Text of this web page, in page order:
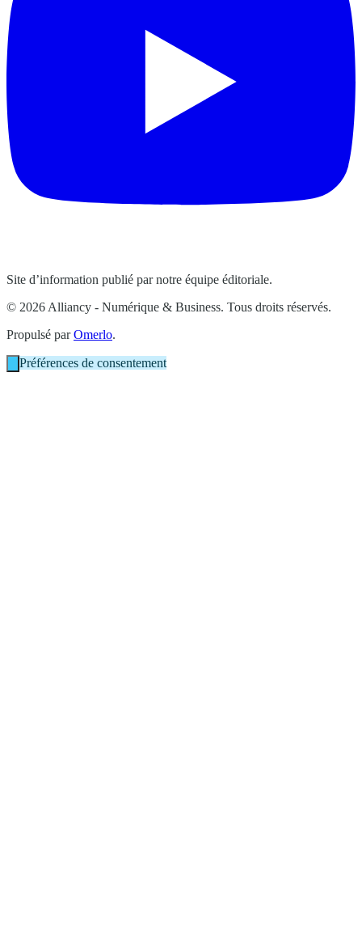
Site d’information publié par notre équipe éditoriale.
© 2026 Alliancy - Numérique & Business. Tous droits réservés.
Propulsé parOmerlo.
Préférences de consentement